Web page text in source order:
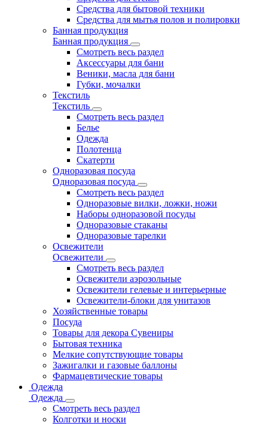
Средства для бытовой техники
Средства для мытья полов и полировки
Банная продукция
Банная продукция
Смотреть весь раздел
Аксессуары для бани
Веники, масла для бани
Губки, мочалки
Текстиль
Текстиль
Смотреть весь раздел
Белье
Одежда
Полотенца
Скатерти
Одноразовая посуда
Одноразовая посуда
Смотреть весь раздел
Одноразовые вилки, ложки, ножи
Наборы одноразовой посуды
Одноразовые стаканы
Одноразовые тарелки
Освежители
Освежители
Смотреть весь раздел
Освежители аэрозольные
Освежители гелевые и интерьерные
Освежители-блоки для унитазов
Хозяйственные товары
Посуда
Товары для декора Сувениры
Бытовая техника
Мелкие сопутствующие товары
Зажигалки и газовые баллоны
Фармацевтические товары
Одежда
Одежда
Смотреть весь раздел
Колготки и носки